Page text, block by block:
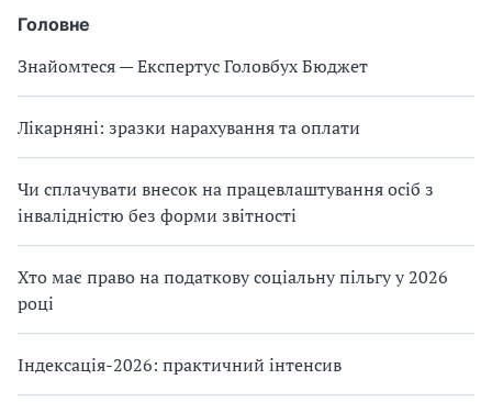
Головне
Знайомтеся — Експертус Головбух Бюджет
Лікарняні: зразки нарахування та оплати
Чи сплачувати внесок на працевлаштування осіб з
інвалідністю без форми звітності
Хто має право на податкову соціальну пільгу у 2026
році
Індексація-2026: практичний інтенсив